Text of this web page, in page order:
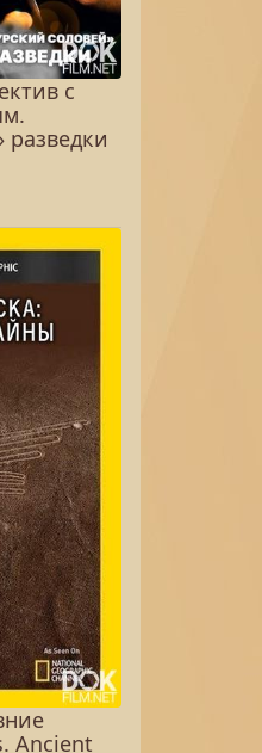
с
разведки
Ancient